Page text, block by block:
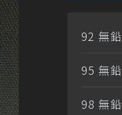
92 無鉛
95 無鉛
98 無鉛